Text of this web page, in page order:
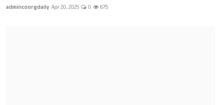
admincoorgdaily Apr 20, 2025 0 675